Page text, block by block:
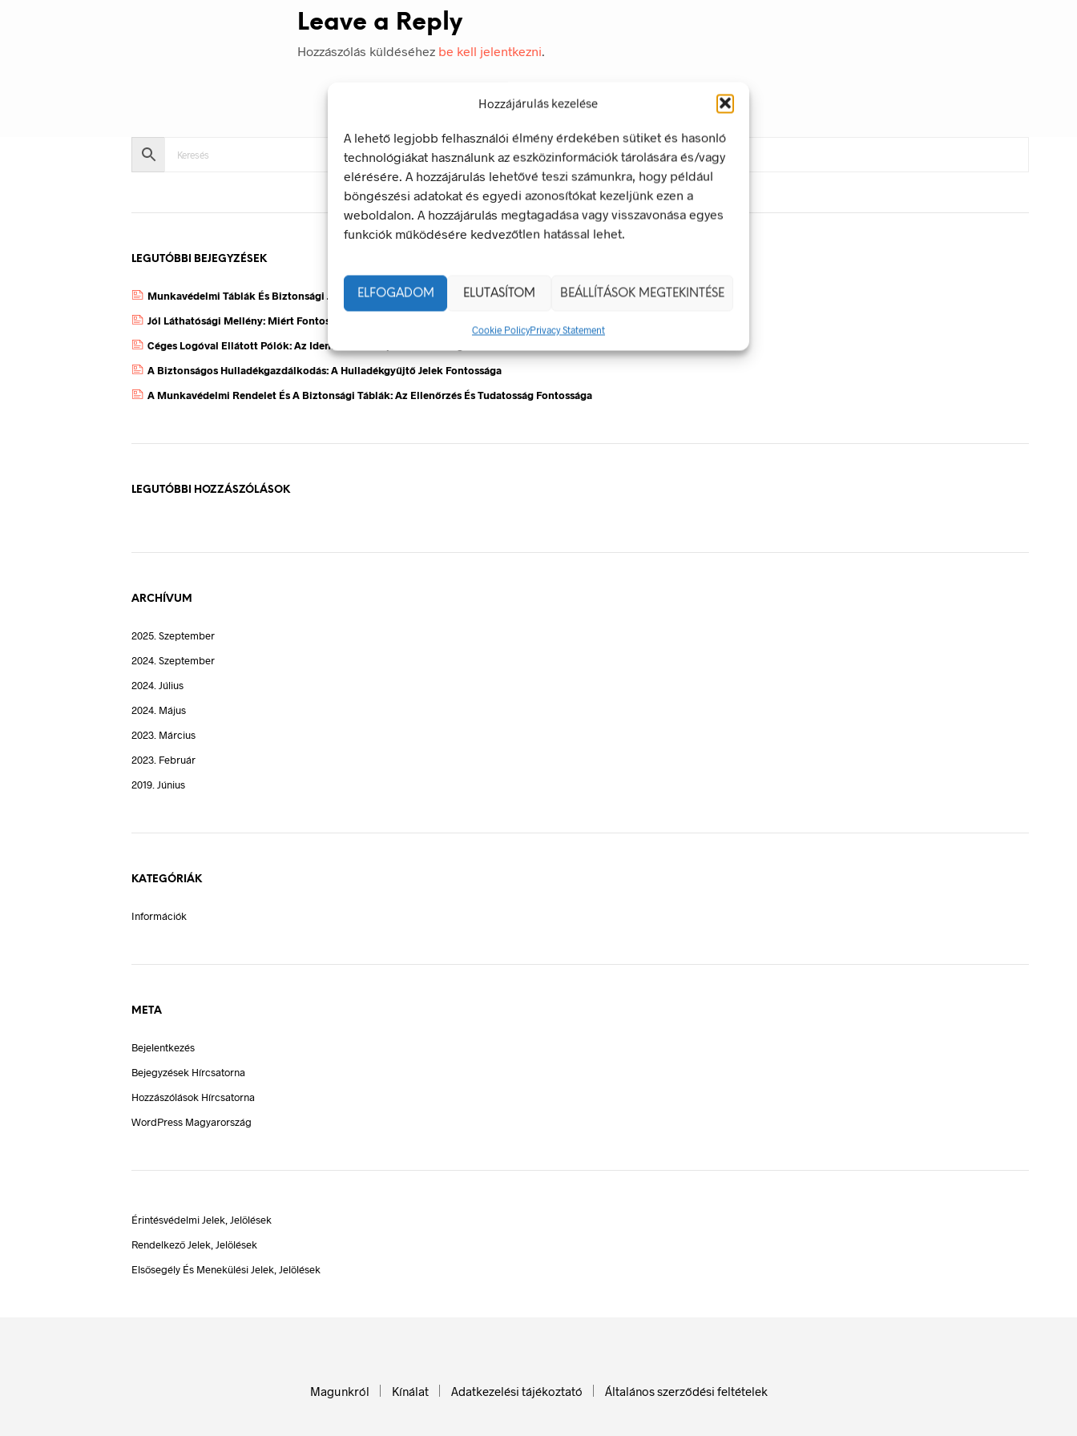
Hozzájárulás kezelése
A lehető legjobb felhasználói élmény érdekében sütiket és hasonló
technológiákat használunk az eszközinformációk tárolására és/vagy
elérésére. A hozzájárulás lehetővé teszi számunkra, hogy például
böngészési adatokat és egyedi azonosítókat kezeljünk ezen a
weboldalon. A hozzájárulás megtagadása vagy visszavonása egyes
funkciók működésére kedvezőtlen hatással lehet.
ELFOGADOM ELUTASÍTOM BEÁLLÍTÁSOK MEGTEKINTÉSE
Cookie PolicyPrivacy Statement
Leave a Reply
Hozzászólás küldéséhez be kell jelentkezni
LEGUTÓBBI BEJEGYZÉSEK
Munkavédelmi Táblák És Biztonsági Jelzések – Miért Nélkülözhetetlenek A Munkahelyen?
Jól Láthatósági Mellény: Miért Fontos, Hogyan Válaszd Ki, És Hogyan Teheted Egyedivé?
Céges Logóval Ellátott Pólók: Az Identitás És Csapatszellem Megtestesítői
A Biztonságos Hulladékgazdálkodás: A Hulladékgyűjtő Jelek Fontossága
A Munkavédelmi Rendelet És A Biztonsági Táblák: Az Ellenőrzés És Tudatosság Fontossága
LEGUTÓBBI HOZZÁSZÓLÁSOK
ARCHÍVUM
2025. Szeptember
2024. Szeptember
2024. Július
2024. Május
2023. Március
2023. Február
2019. Június
KATEGÓRIÁK
Információk
META
Bejelentkezés
Bejegyzések Hírcsatorna
Hozzászólások Hírcsatorna
WordPress Magyarország
Érintésvédelmi Jelek, Jelölések
Rendelkező Jelek, Jelölések
Elsősegély És Menekülési Jelek, Jelölések
Magunkról Kínálat Adatkezelési tájékoztató Általános szerződési feltételek